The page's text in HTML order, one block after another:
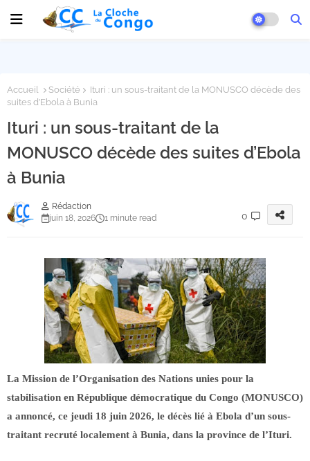
Accueil Société
Ituri : un sous-traitant de la MONUSCO décède des
suites d’Ebola à Bunia
Ituri : un sous-traitant de la
MONUSCO décède des suites d’Ebola
à Bunia
Rédaction
juin 18, 2026
1 minute read 0
La Mission de l’Organisation des Nations unies pour la
stabilisation en République démocratique du Congo (MONUSCO)
a annoncé, ce jeudi 18 juin 2026, le décès lié à Ebola d’un sous-
traitant recruté localement à Bunia, dans la province de l’Ituri.